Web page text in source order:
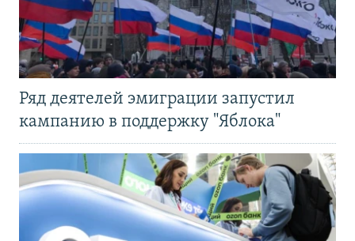
Ряд деятелей эмиграции запустил
кампанию в поддержку "Яблока"